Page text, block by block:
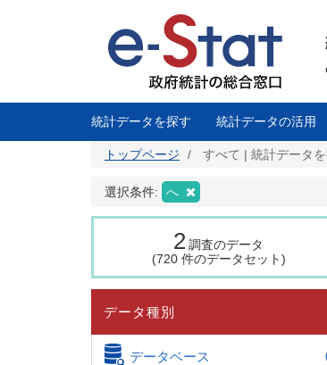
に
統計データを探す 統計データの活用
トップページ すべて | 統計データ
選択条件: へ
2調査のデータ
(720 件のデータセット)
データ種別
データベース